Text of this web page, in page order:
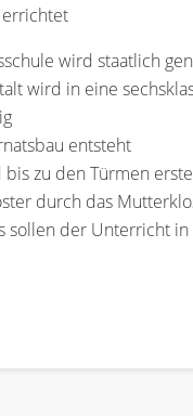
wird staatlich
wird in eine
entsteht
zu den Türmen
durch das
sollen der Unterricht